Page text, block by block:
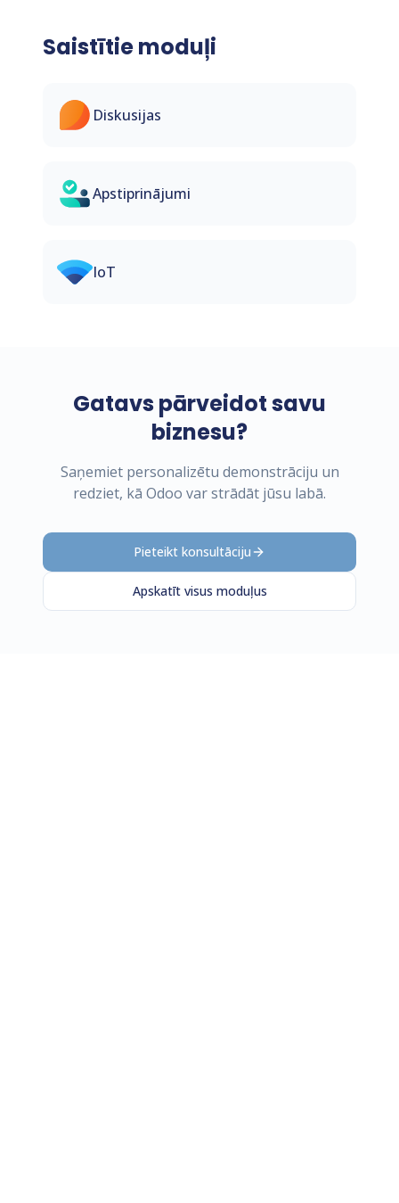
Saistītie moduļi
Diskusijas
Apstiprinājumi
IoT
Gatavs pārveidot savu
biznesu?
Saņemiet personalizētu demonstrāciju un
redziet, kā Odoo var strādāt jūsu labā.
Pieteikt konsultāciju
Apskatīt visus moduļus